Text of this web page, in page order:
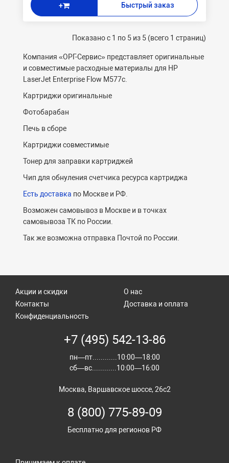
+ Быстрый заказ
Показано с 1 по 5 из 5 (всего 1 страниц)
Компания «ОРГ-Cервис» представляет оригинальные
и совместимые расходные материалы для HP
LaserJet Enterprise Flow M577c.
Картриджи оригинальные
Фотобарабан
Печь в сборе
Картриджи совместимые
Тонер для заправки картриджей
Чип для обнуления счетчика ресурса картриджа
Есть доставка по Москве и РФ.
Возможен самовывоз в Москве и в точках
самовывоза ТК по России.
Так же возможна отправка Почтой по России.
Акции и скидки
Контакты
О нас
Доставка и оплата
Конфиденциальность
+7 (495) 542-13-86
пн—пт............10:00—18:00
сб—вс............10:00—16:00
Москва, Варшавское шоссе, 26с2
8 (800) 775-89-09
Бесплатно для регионов РФ